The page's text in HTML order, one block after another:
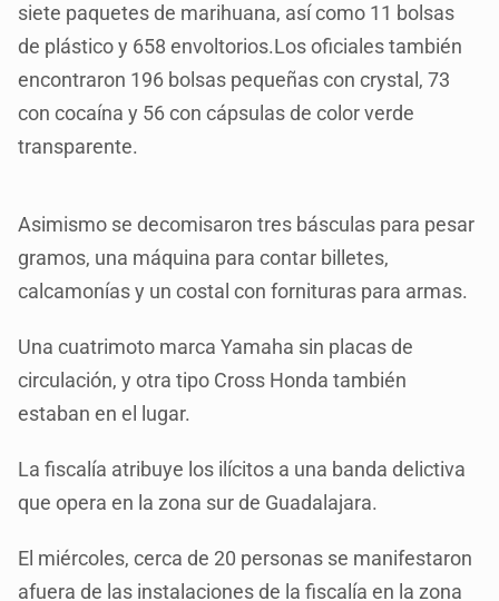
siete paquetes de marihuana, así como 11 bolsas
de plástico y 658 envoltorios.Los oficiales también
encontraron 196 bolsas pequeñas con crystal, 73
con cocaína y 56 con cápsulas de color verde
transparente.
Asimismo se decomisaron tres básculas para pesar
gramos, una máquina para contar billetes,
calcamonías y un costal con fornituras para armas.
Una cuatrimoto marca Yamaha sin placas de
circulación, y otra tipo Cross Honda también
estaban en el lugar.
La fiscalía atribuye los ilícitos a una banda delictiva
que opera en la zona sur de Guadalajara.
El miércoles, cerca de 20 personas se manifestaron
afuera de las instalaciones de la fiscalía en la zona